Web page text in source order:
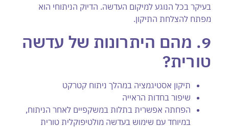
בעיקר בכל הנוגע למיקום העדשה. הדיוק הניתוחי הוא
מפתח להצלחת התיקון.
9. מהם היתרונות של עדשה
טורית?
תיקון אסטיגמציה במהלך ניתוח קטרקט
שיפור בחדות הראייה
הפחתה אפשרית בתלות במשקפיים לאחר הניתוח,
במיוחד עם שימוש בעדשה מולטיפוקלית טורית